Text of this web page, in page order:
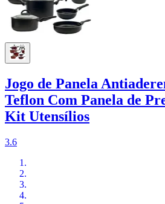
Jogo de Panela
Teflon Com Panela de
Kit Utensílios
3.6